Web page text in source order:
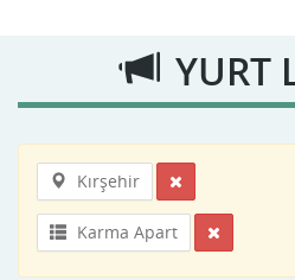
YURT
Kırşehir
Karma Apart